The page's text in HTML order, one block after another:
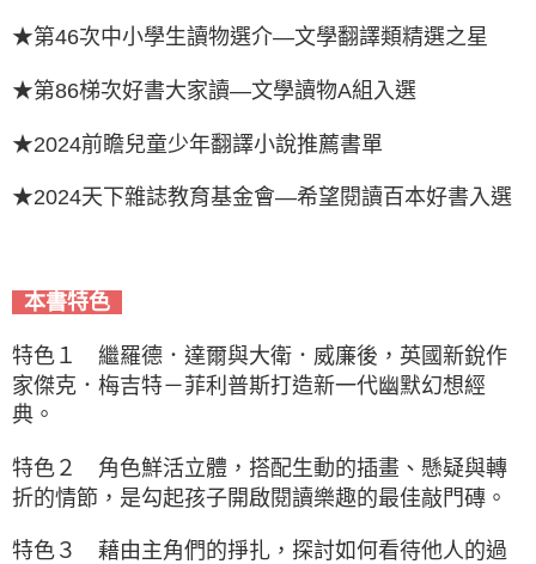
★第46次中小學生讀物選介—文學翻譯類精選之星
★第86梯次好書大家讀—文學讀物A組入選
★2024前瞻兒童少年翻譯小說推薦書單
★2024天下雜誌教育基金會—希望閱讀百本好書入選
本書特色
特色１ 繼羅德．達爾與大衛．威廉後，英國新銳作
家傑克．梅吉特－菲利普斯打造新一代幽默幻想經
典。
特色２ 角色鮮活立體，搭配生動的插畫、懸疑與轉
折的情節，是勾起孩子開啟閱讀樂趣的最佳敲門磚。
特色３ 藉由主角們的掙扎，探討如何看待他人的過